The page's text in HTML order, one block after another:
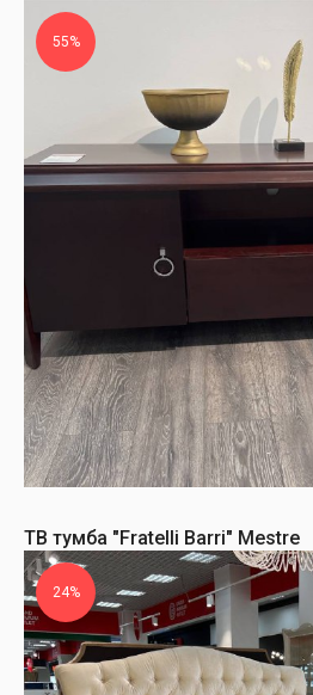
55%
ТВ тумба "Fratelli Barri" Mestre
24%